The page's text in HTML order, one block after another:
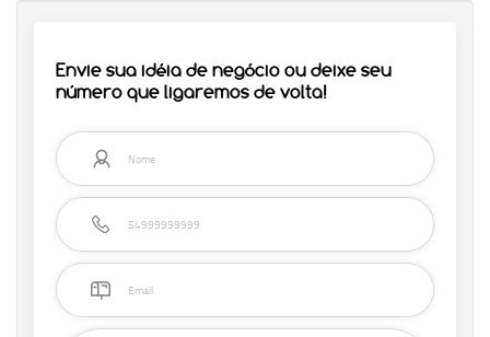
Envie sua idéia de negócio ou deixe seu
número que ligaremos de volta!